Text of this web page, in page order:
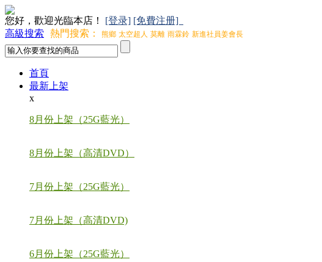
您好，歡迎光臨本店！ [登录] [免費注册]
高級搜索
熱門搜索： 熊鄉 太空超人 莫離 雨霖鈴 新進社員姜會長
首頁
最新上架
x
8月份上架（25G藍光）
8月份上架（高清DVD）
7月份上架（25G藍光）
7月份上架（高清DVD)
6月份上架（25G藍光）